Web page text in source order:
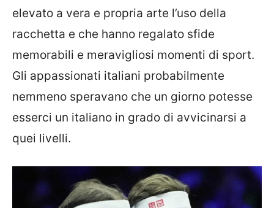
elevato a vera e propria arte l’uso della
racchetta e che hanno regalato sfide
memorabili e meravigliosi momenti di sport.
Gli appassionati italiani probabilmente
nemmeno speravano che un giorno potesse
esserci un italiano in grado di avvicinarsi a
quei livelli.